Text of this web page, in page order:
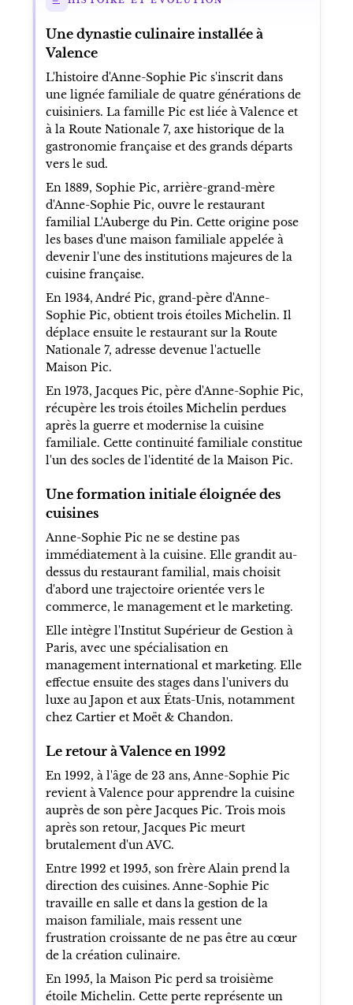
Une dynastie culinaire installée à
Valence
L'histoire d'Anne-Sophie Pic s'inscrit dans
une lignée familiale de quatre générations de
cuisiniers. La famille Pic est liée à Valence et
à la Route Nationale 7, axe historique de la
gastronomie française et des grands départs
vers le sud.
En 1889, Sophie Pic, arrière-grand-mère
d'Anne-Sophie Pic, ouvre le restaurant
familial L'Auberge du Pin. Cette origine pose
les bases d'une maison familiale appelée à
devenir l'une des institutions majeures de la
cuisine française.
En 1934, André Pic, grand-père d'Anne-
Sophie Pic, obtient trois étoiles Michelin. Il
déplace ensuite le restaurant sur la Route
Nationale 7, adresse devenue l'actuelle
Maison Pic.
En 1973, Jacques Pic, père d'Anne-Sophie Pic,
récupère les trois étoiles Michelin perdues
après la guerre et modernise la cuisine
familiale. Cette continuité familiale constitue
l'un des socles de l'identité de la Maison Pic.
Une formation initiale éloignée des
cuisines
Anne-Sophie Pic ne se destine pas
immédiatement à la cuisine. Elle grandit au-
dessus du restaurant familial, mais choisit
d'abord une trajectoire orientée vers le
commerce, le management et le marketing.
Elle intègre l'Institut Supérieur de Gestion à
Paris, avec une spécialisation en
management international et marketing. Elle
effectue ensuite des stages dans l'univers du
luxe au Japon et aux États-Unis, notamment
chez Cartier et Moët & Chandon.
Le retour à Valence en 1992
En 1992, à l'âge de 23 ans, Anne-Sophie Pic
revient à Valence pour apprendre la cuisine
auprès de son père Jacques Pic. Trois mois
après son retour, Jacques Pic meurt
brutalement d'un AVC.
Entre 1992 et 1995, son frère Alain prend la
direction des cuisines. Anne-Sophie Pic
travaille en salle et dans la gestion de la
maison familiale, mais ressent une
frustration croissante de ne pas être au cœur
de la création culinaire.
En 1995, la Maison Pic perd sa troisième
étoile Michelin. Cette perte représente un